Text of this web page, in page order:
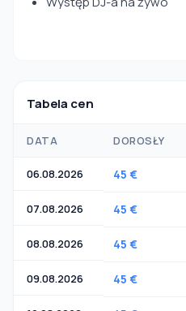
Tabela cen
DATA DOROSŁY
06.08.2026 45 €
07.08.2026 45 €
08.08.2026 45 €
09.08.2026 45 €